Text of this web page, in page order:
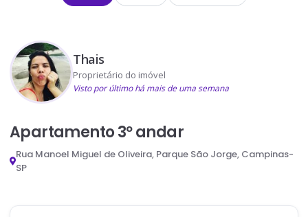
Thais
Proprietário do imóvel
Visto por último há mais de uma semana
Apartamento 3º andar
Rua Manoel Miguel de Oliveira, Parque São Jorge, Campinas-
SP